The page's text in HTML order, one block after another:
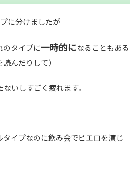
に分けましたが
のタイプに一時的になることもある
んだりして）
いしすごく疲れます。
タイプなのに飲み会でピエロを演じ